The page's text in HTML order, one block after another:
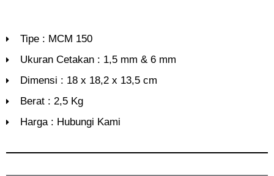
Tipe : MCM 150
Ukuran Cetakan : 1,5 mm & 6 mm
Dimensi : 18 x 18,2 x 13,5 cm
Berat : 2,5 Kg
Harga : Hubungi Kami